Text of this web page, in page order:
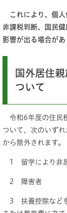
これにより、個人
非課税判断、国民
影響が出る場合があ
国外居住
ついて
令和6年度の住民
ついて、次のいず
から除外されます。
1 留学により非
2 障害者
3 扶養控除などを